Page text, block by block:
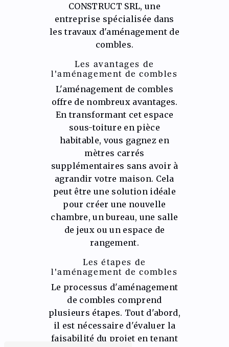
CONSTRUCT SRL, une
entreprise spécialisée dans
les travaux d'aménagement de
combles.
Les avantages de
l'aménagement de combles
L'aménagement de combles
offre de nombreux avantages.
En transformant cet espace
sous-toiture en pièce
habitable, vous gagnez en
mètres carrés
supplémentaires sans avoir à
agrandir votre maison. Cela
peut être une solution idéale
pour créer une nouvelle
chambre, un bureau, une salle
de jeux ou un espace de
rangement.
Les étapes de
l'aménagement de combles
Le processus d'aménagement
de combles comprend
plusieurs étapes. Tout d'abord,
il est nécessaire d'évaluer la
faisabilité du projet en tenant